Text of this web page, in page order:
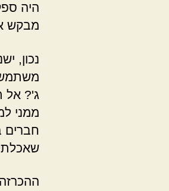
היה
מבקש
נכון,
ג'? אל
ממני
חברים